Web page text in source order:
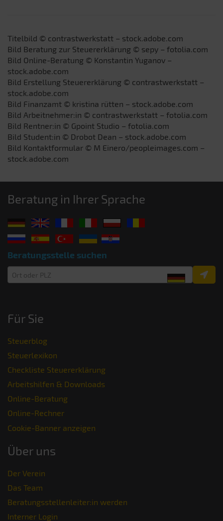
Titelbild © contrastwerkstatt – stock.adobe.com
Bild Beratung zur Steuererklärung © sepy – fotolia.com
Bild Online-Beratung © Konstantin Yuganov –
stock.adobe.com
Bild Erstellung Steuererklärung © contrastwerkstatt –
stock.adobe.com
Bild Finanzamt © kristina rütten – stock.adobe.com
Bild Arbeitnehmer:in © contrastwerkstatt – fotolia.com
Bild Rentner:in © Gpoint Studio – fotolia.com
Bild Student:in © Drobot Dean – stock.adobe.com
Bild Kontaktformular © M Einero/peopleimages.com –
stock.adobe.com
Beratung in Ihrer Sprache
Beratungsstelle suchen
Für Sie
Steuerblog
Steuerlexikon
Checkliste Steuererklärung
Arbeitshilfen & Downloads
Online-Beratung
Online-Rechner
Cookie-Banner anzeigen
Über uns
Der Verein
Das Team
Beratungsstellenleiter:in werden
Interner Login